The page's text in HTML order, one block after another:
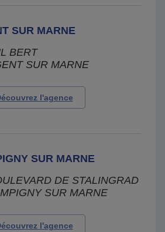
SUR MARNE
BERT
SUR MARNE
l'agence
SUR MARNE
DE STALINGRAD
SUR MARNE
l'agence